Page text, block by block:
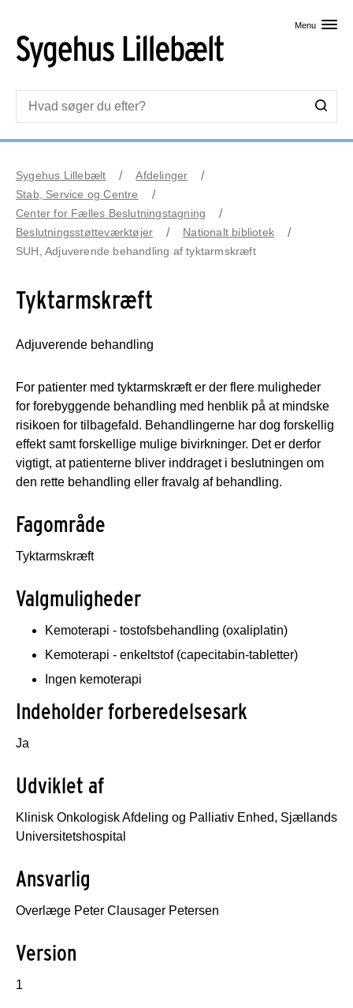
Menu
Sygehus Lillebælt
Afdelinger
Stab, Service og Centre
Center for Fælles Beslutningstagning
Beslutningsstøtteværktøjer
Nationalt bibliotek
SUH, Adjuverende behandling af tyktarmskræft
Tyktarmskræft
Adjuverende behandling
For patienter med tyktarmskræft er der flere muligheder
for forebyggende behandling med henblik på at mindske
risikoen for tilbagefald. Behandlingerne har dog forskellig
effekt samt forskellige mulige bivirkninger. Det er derfor
vigtigt, at patienterne bliver inddraget i beslutningen om
den rette behandling eller fravalg af behandling.
Fagområde
Tyktarmskræft
Valgmuligheder
Kemoterapi - tostofsbehandling (oxaliplatin)
Kemoterapi - enkeltstof (capecitabin-tabletter)
Ingen kemoterapi
Indeholder forberedelsesark
Ja
Udviklet af
Klinisk Onkologisk Afdeling og Palliativ Enhed, Sjællands
Universitetshospital
Ansvarlig
Overlæge Peter Clausager Petersen
Version
1